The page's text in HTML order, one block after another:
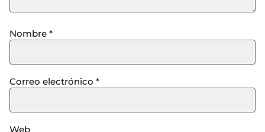
Nombre *
Correo electrónico *
Web